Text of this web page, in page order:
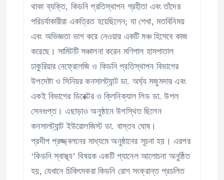
থাকা ব্যক্তি, কিডনি প্রতিস্থাপন গ্রহীতা এবং তাঁদের
পরিচর্যাকারীরা একত্রিত হয়েছিলেন; যা শেখা, মতবিনিময়
এবং অভিজ্ঞতা ভাগ করে নেওয়ার একটি মঞ্চ হিসেবে কাজ
করেছে। সামিটটি সঞ্চালনা করেন মণিপাল হাসপাতাল
ঢাকুরিয়ার নেফ্রোলজি ও কিডনি প্রতিস্থাপন বিভাগের
উপদেষ্টা ও সিনিয়র কনসালট্যান্ট ডা. অর্ঘ্য মজুমদার এবং
একই বিভাগের ডিরেক্টর ও ক্লিনিক্যাল লিড ডা. উপল
সেনগুপ্ত। এছাড়াও অনুষ্ঠানে উপস্থিত ছিলেন
কনসালট্যান্ট ইউরোলজিস্ট ডা. বাস্তব ঘোষ।
প্রদীপ প্রজ্জ্বলনের মাধ্যমে অনুষ্ঠানের সূচনা হয়। এরপর
‘কিডনি স্বাস্থ্য’ বিষয়ক একটি প্যানেল আলোচনা অনুষ্ঠিত
হয়, যেখানে চিকিৎসকরা কিডনি রোগ সংক্রান্ত প্রচলিত